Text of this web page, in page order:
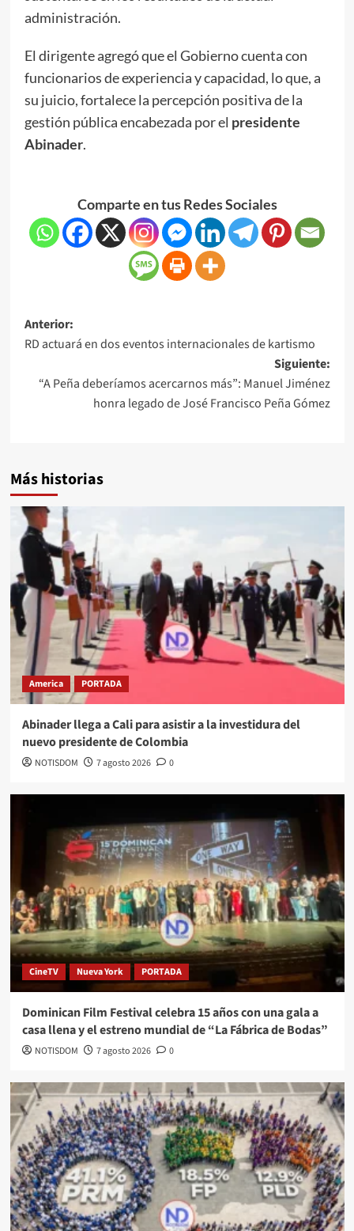
administración.
El dirigente agregó que el Gobierno cuenta con
funcionarios de experiencia y capacidad, lo que, a
su juicio, fortalece la percepción positiva de la
gestión pública encabezada por el presidente
Abinader.
Comparte en tus Redes Sociales
Anterior:
RD actuará en dos eventos internacionales de kartismo
Siguiente:
“A Peña deberíamos acercarnos más”: Manuel Jiménez
honra legado de José Francisco Peña Gómez
Más historias
America PORTADA
Abinader llega a Cali para asistir a la investidura del
nuevo presidente de Colombia
NOTISDOM 7 agosto 2026 0
CineTV Nueva York PORTADA
Dominican Film Festival celebra 15 años con una gala a
casa llena y el estreno mundial de “La Fábrica de Bodas”
NOTISDOM 7 agosto 2026 0